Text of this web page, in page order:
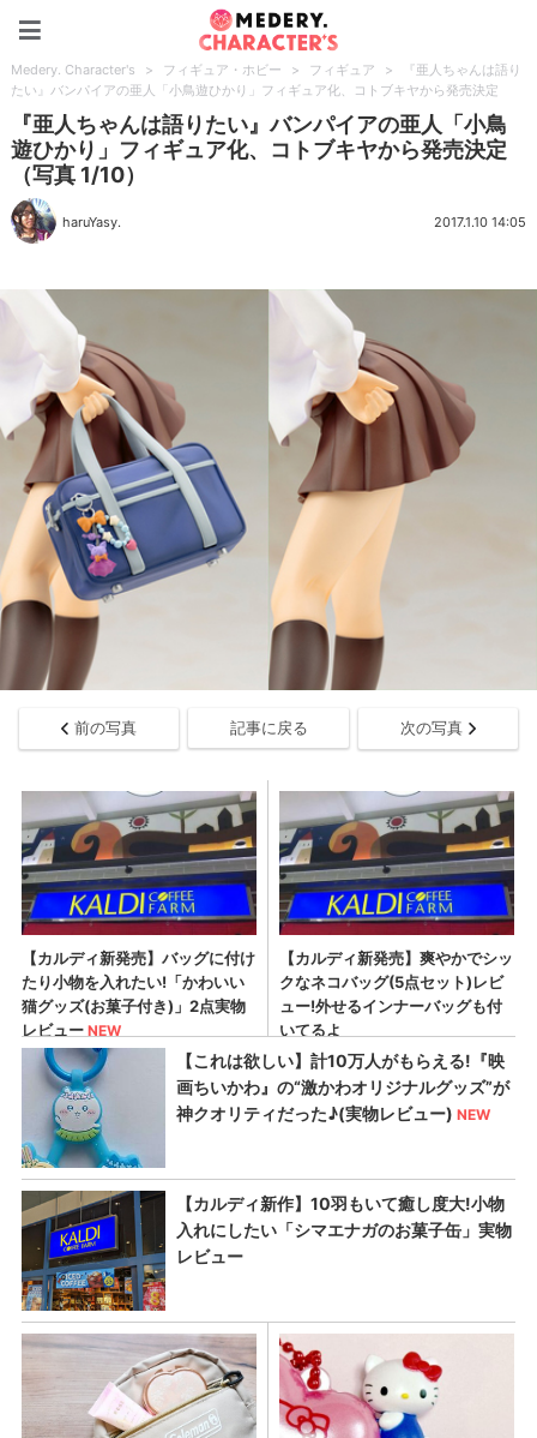
Medery. Character's > フィギュア・ホビー > フィギュア >
『亜人ちゃんは語り
たい』バンパイアの亜人「小鳥遊ひかり」フィギュア化、コトブキヤから発売決定
『亜人ちゃんは語りたい』バンパイアの亜人「小鳥
遊ひかり」フィギュア化、コトブキヤから発売決定
（写真 1/10）
haruYasy. 2017.1.10 14:05
前の写真 記事に戻る 次の写真